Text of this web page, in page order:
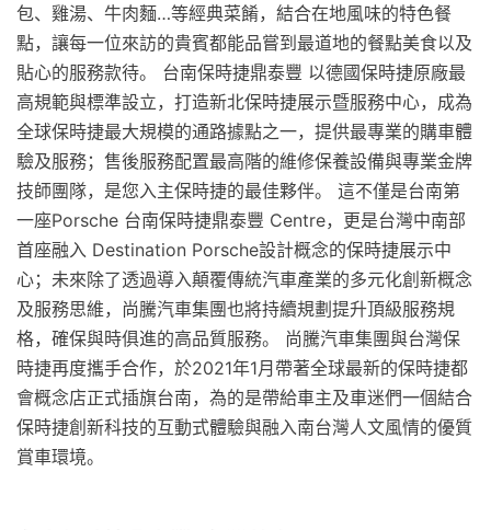
包、雞湯、牛肉麵…等經典菜餚，結合在地風味的特色餐
點，讓每一位來訪的貴賓都能品嘗到最道地的餐點美食以及
貼心的服務款待。 台南保時捷鼎泰豐 以德國保時捷原廠最
高規範與標準設立，打造新北保時捷展示暨服務中心，成為
全球保時捷最大規模的通路據點之一，提供最專業的購車體
驗及服務；售後服務配置最高階的維修保養設備與專業金牌
技師團隊，是您入主保時捷的最佳夥伴。 這不僅是台南第
一座Porsche 台南保時捷鼎泰豐 Centre，更是台灣中南部
首座融入 Destination Porsche設計概念的保時捷展示中
心；未來除了透過導入顛覆傳統汽車產業的多元化創新概念
及服務思維，尚騰汽車集團也將持續規劃提升頂級服務規
格，確保與時俱進的高品質服務。 尚騰汽車集團與台灣保
時捷再度攜手合作，於2021年1月帶著全球最新的保時捷都
會概念店正式插旗台南，為的是帶給車主及車迷們一個結合
保時捷創新科技的互動式體驗與融入南台灣人文風情的優質
賞車環境。